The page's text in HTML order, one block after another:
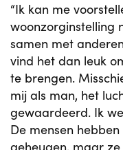
“Ik kan me
woonzorginstelling
samen met
vind het dan leuk
te brengen.
mij als man, het
gewaardeerd. Ik
De mensen
geheugen, maar